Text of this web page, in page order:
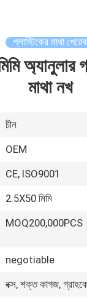
প্লাস্টিকের মাথা
অ্যানুলার
মাথা নখ
চীন
OEM
CE, ISO9001
2.5X50 মিমি
MOQ200,000PCS
negotiable
বক্স, শক্ত কাগজ,